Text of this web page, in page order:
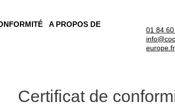
A PROPOS DE
01 84
europe.fr
Certificat de